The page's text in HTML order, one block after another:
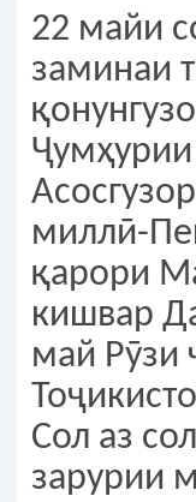
22 майи
заминаи
миллӣ-
қарори
кишвар
май Рӯзи
Сол аз
зарурии